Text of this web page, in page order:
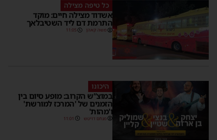
כל טיפה מצילה
אשדוד מצילה חיים: מוקד
התרמת דם ליד השטיבלאך
משה קאהן 11:05
היכונו
במוצ”ש הקרוב: מופע סיום בין
הזמנים של 'המרכז למורשת'
ו'מהות'
מנחם דויטש 11:01